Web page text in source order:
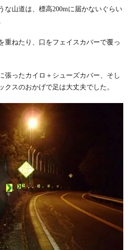
な山道は、標高200mに届かないぐらい
重ねたり、口をフェイスカバーで覆っ
張ったカイロ＋シューズカバー、そし
クスのおかげで足は大丈夫でした。